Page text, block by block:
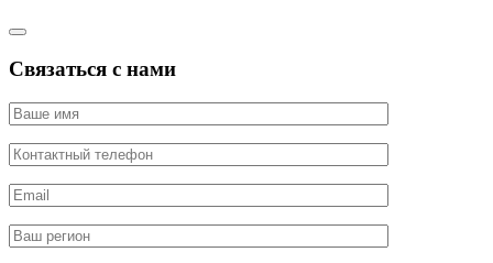
Связаться с нами